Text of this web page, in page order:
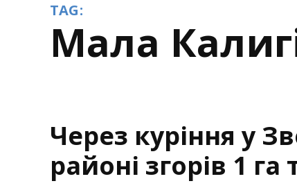
TAG:
Мала
Через куріння у
районі згорів 1 га